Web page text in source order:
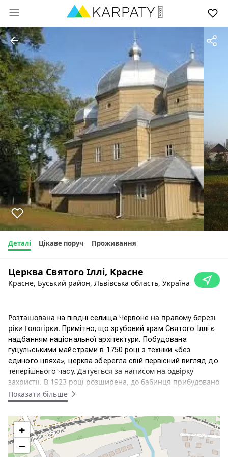
Деталі Цікаве поруч Проживання
Церква Святого Іллі, Красне
Красне, Буський район, Львівська область, Україна
Розташована на півдні селища Червоне на правому березі
ріки Гологірки. Примітно, щозрубовий храм Святого Іллі є
надбанням національної архітектури. Побудована
гуцульськими майстрамив 1750 році з техніки «без
єдиного цвяха», церква зберегла свій первісний вигляд до
теперішнього часу. Датується за написом на одвірку
захристії. В 1923 році розширена, до бабинця прибудовано
присінок, до вівтаря – ризниця і захристія (сюди
перенесено двері від бабинця).
століть тому храм був найбільшим релігійною спорудою
усього Буського району Львівщини.
Дерев’яна, тризрубна, триверха. Складається з
Показати більше
+
−